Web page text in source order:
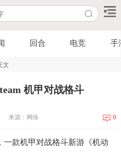
回合 电竞 手
文
机甲对战格斗
来源：网络 0
款机甲对战格斗新游《机动